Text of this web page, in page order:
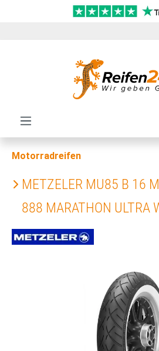
Zum Hauptinhalt springen
Motorradreifen
METZELER MU85 B 16
888 MARATHON ULTRA